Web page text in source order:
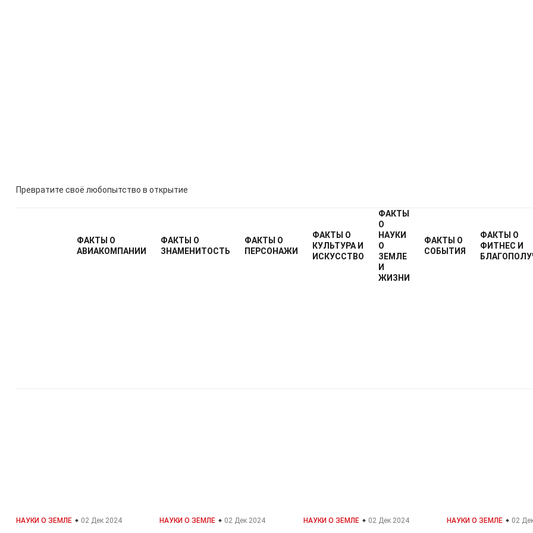
Превратите своё любопытство в открытие
ФАКТЫ О
АВИАКОМПАНИИ
ФАКТЫ О
ЗНАМЕНИТОСТЬ
ФАКТЫ О
ПЕРСОНАЖИ
ФАКТЫ О
КУЛЬТУРА И
ИСКУССТВО
ФАКТЫ
О
НАУКИ
О
ЗЕМЛЕ
И
ЖИЗНИ
ФАКТЫ О
СОБЫТИЯ
ФАКТЫ О
ФИТНЕС И
НАУКИ О ЗЕМЛЕ 02 Дек 2024 НАУКИ О ЗЕМЛЕ 02 Дек 2024 НАУКИ О ЗЕМЛЕ 02 Дек 2024 НАУКИ О ЗЕМЛЕ 02